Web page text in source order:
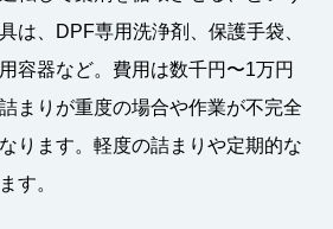
は、DPF専用洗浄剤、保護手袋、
容器など。費用は数千円〜1万円
まりが重度の場合や作業が不完全
ります。軽度の詰まりや定期的な
す。